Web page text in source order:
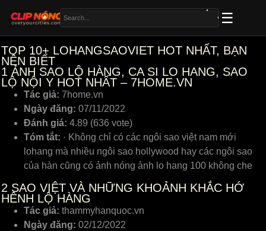
TOP 10+ LOHANGSAOVIET HOT NHẤT, BẠN
NÊN BIẾT
1 ẢNH SAO LỘ HÀNG, CA SI LO HANG, SAO
LỘ NỘI Y HOT NHẤT – 7HOME.VN
Tác giả: 7home.vn
Ngày đăng: 07/11/2022
Đánh giá: 4.89 (636 vote)
Tóm tắt: · Không chỉ có các ngôi sao việt nam mới
lohang mà nhiều ngôi sao hollywood hay các ngôi sao
của hàn cũng có ảnh nóng ảnh lo hang 100 không che
2 SAO VIỆT VÀ NHỮNG KHOẢNH KHẮC HỚ
HÊNH LỘ HÀNG
Tác giả: thammyhanquoc.vn
Ngày đăng: 02/12/2022